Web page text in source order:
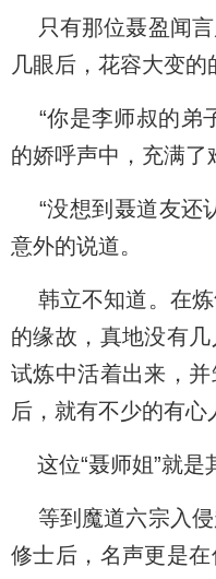
只有那位聂盈闻言
几眼后，花容大变的
“你是李师叔的弟
的娇呼声中，充满了
“没想到聂道友还
意外的说道。
韩立不知道。在炼
的缘故，真地没有
试炼中活着出来，
后，就有不少的有心
这位“聂师姐”就是
等到魔道六宗入侵
修士后，名声更是